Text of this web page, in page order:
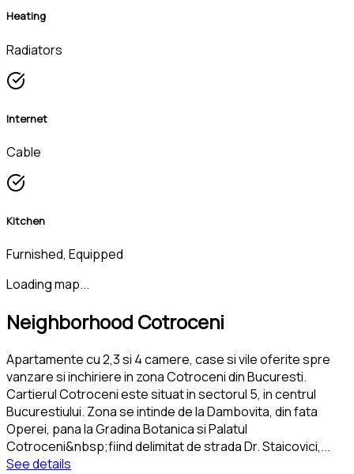
Heating
Radiators
Internet
Cable
Kitchen
Furnished, Equipped
Loading map...
Neighborhood Cotroceni
Apartamente cu 2,3 si 4 camere, case si vile oferite spre
vanzare si inchiriere in zona Cotroceni din Bucuresti.
Cartierul Cotroceni este situat in sectorul 5, in centrul
Bucurestiului. Zona se intinde de la Dambovita, din fata
Operei, pana la Gradina Botanica si Palatul
Cotroceni&nbsp;fiind delimitat de strada Dr. Staicovici,...
See details